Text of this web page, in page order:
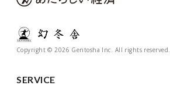
Copyright © 2026 Gentosha Inc. All rights reserved.
SERVICE